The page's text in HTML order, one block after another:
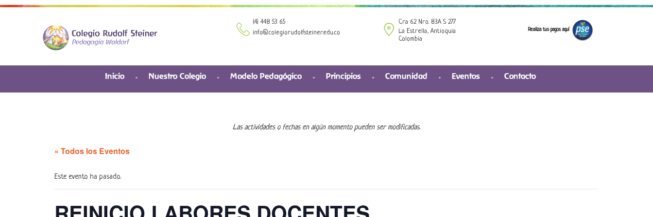
(4) 448 53 65
info@colegiorudolfsteiner.edu.co
Cra 62 Nro. 83A S 277
La Estrella, Antioquia
Colombia
Realiza tus pagos aquí
Inicio Nuestro Colegio Modelo Pedagógico Principios Comunidad Eventos Contacto
Las actividades o fechas en algún momento pueden ser modificadas.
« Todos los Eventos
Este evento ha pasado.